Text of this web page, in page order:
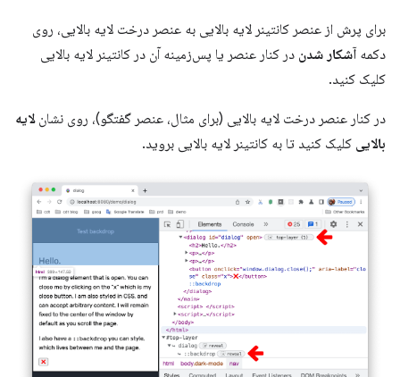
برای پرش از عنصر کانتینر لایه بالایی به عنصر درخت لایه بالایی، روی
دکمه آشکار شدن در کنار عنصر یا پس‌زمینه آن در کانتینر لایه بالایی
کلیک کنید.
در کنار عنصر درخت لایه بالایی (برای مثال، عنصر گفتگو)، روی نشانلایه
بالایی کلیک کنید تا به کانتینر لایه بالایی بروید.